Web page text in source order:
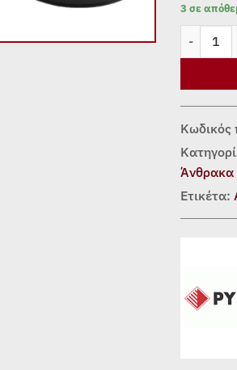
3 σε
ΦΙΛΤΡΑ
Κωδικός
Άνθρακα
Ετικέτα: